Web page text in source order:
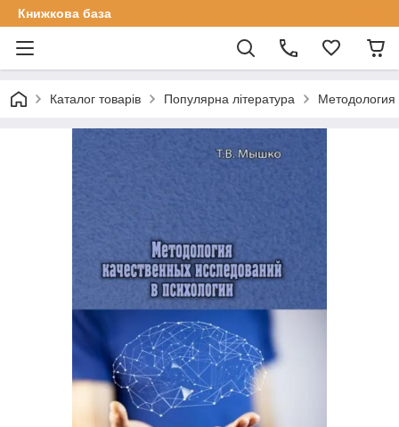
Книжкова база
Каталог товарів Популярна література